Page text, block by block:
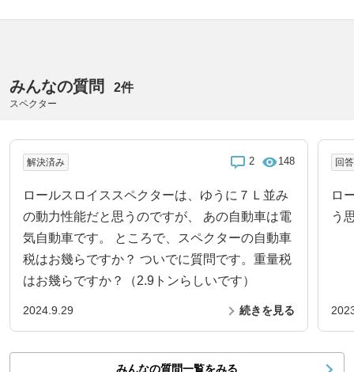
みんなの質問 2件
スペクター
解決済み 2 148
ロールスロイススペクターは、ゆうに７Ｌ並み
の動力性能だと思うのですが、 あの自動車は電
気自動車です。 ところで、スペクターの自動車
税はお幾らですか？ ついでに質問です。重量税
はお幾らですか？（2.9トンらしいです）
2024.9.29 続きを見る
回
ロ
う
みんなの質問一覧をみる